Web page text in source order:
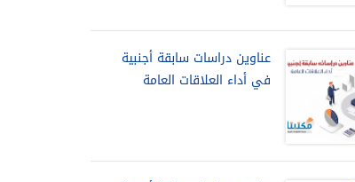
عناوين دراسات سابقة أجنبية
في أداء العلاقات العامة